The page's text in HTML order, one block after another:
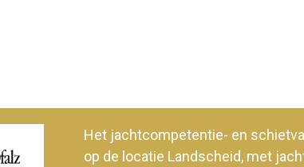
Het jachtcompetentie- en
op de locatie Landscheid, met